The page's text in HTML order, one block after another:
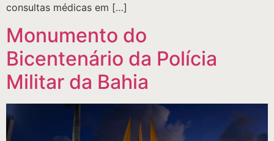
consultas médicas em […]
Monumento do
Bicentenário da Polícia
Militar da Bahia